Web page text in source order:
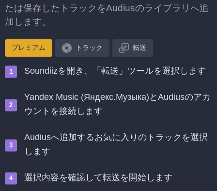
たは保存したトラックをAudiusのライブラリへ追
加します。
プレミアム トラック 転送
Soundiizを開き、「転送」ツールを選択します
Yandex Music (Яндекс.Музыка)とAudiusのアカ
ウントを接続します
Audiusへ追加するお気に入りのトラックを選択
します
選択内容を確認して転送を開始します